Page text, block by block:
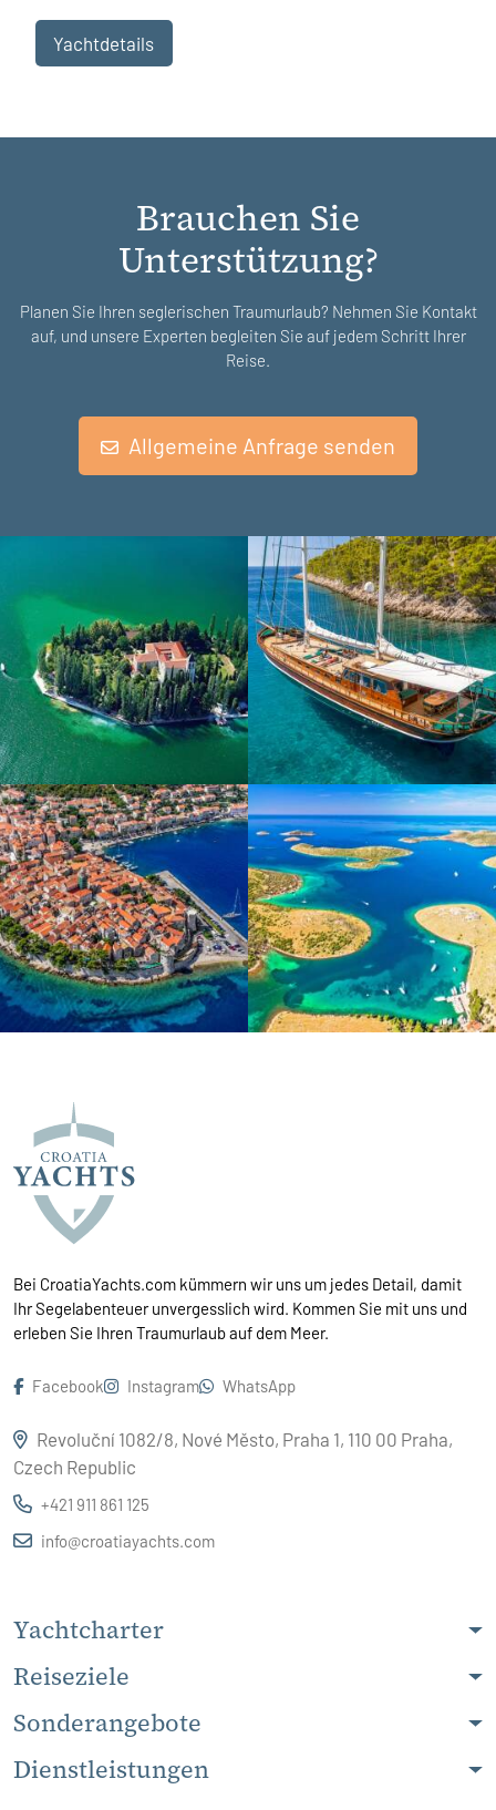
Yachtdetails
Brauchen Sie
Unterstützung?
Planen Sie Ihren seglerischen Traumurlaub? Nehmen Sie Kontakt
auf, und unsere Experten begleiten Sie auf jedem Schritt Ihrer
Reise.
Allgemeine Anfrage senden
Bei CroatiaYachts.com kümmern wir uns um jedes Detail, damit
Ihr Segelabenteuer unvergesslich wird. Kommen Sie mit uns und
erleben Sie Ihren Traumurlaub auf dem Meer.
Facebook Instagram WhatsApp
Revoluční 1082/8, Nové Město, Praha 1, 110 00 Praha,
Czech Republic
+421 911 861 125
info@croatiayachts.com
Yachtcharter
Reiseziele
Sonderangebote
Dienstleistungen